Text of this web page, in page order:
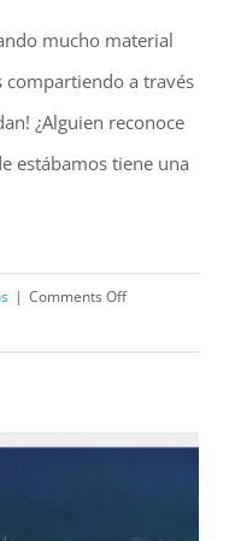
GeoIsla!
mucho material
compartiendo a través
¿Alguien reconoce
estábamos tiene una
| Comments Offon